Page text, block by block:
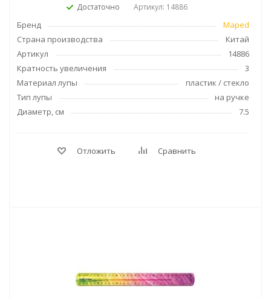
Достаточно Артикул: 14886
Бренд
Maped
Страна производства
Китай
Артикул
14886
Кратность увеличения
3
Материал лупы
пластик / стекло
Тип лупы
на ручке
Диаметр, см
7.5
Отложить Сравнить